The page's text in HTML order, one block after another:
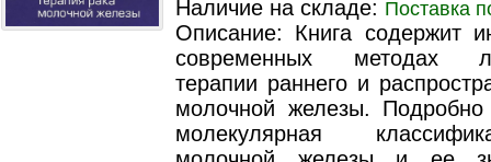
Наличие на складе: Поставка
Описание: Книга содержит
современных методах
терапии раннего и
молочной железы. Подробно
молекулярная